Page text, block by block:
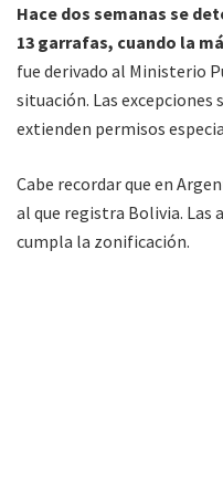
Hace dos semanas se
13 garrafas, cuando la
fue derivado al Ministerio
situación. Las excepciones
extienden permisos
Cabe recordar que en
al que registra Bolivia. Las
cumpla la zonificación.